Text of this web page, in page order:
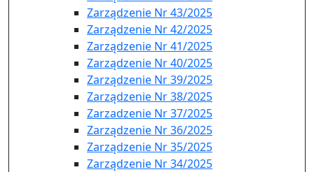
Zarządzenie Nr 43/2025
Zarządzenie Nr 42/2025
Zarządzenie Nr 41/2025
Zarządzenie Nr 40/2025
Zarządzenie Nr 39/2025
Zarządzenie Nr 38/2025
Zarzadzenie Nr 37/2025
Zarządzenie Nr 36/2025
Zarządzenie Nr 35/2025
Zarządzenie Nr 34/2025